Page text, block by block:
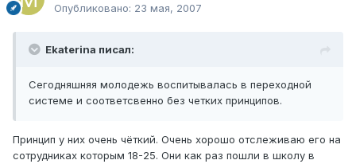
Опубликовано: 23 мая, 2007
Ekaterina писал:
Сегодняшняя молодежь воспитывалась в переходной
системе и соответсвенно без четких принципов.
Принцип у них очень чёткий. Очень хорошо отслеживаю его на
сотрудниках которым 18-25. Они как раз пошли в школу в